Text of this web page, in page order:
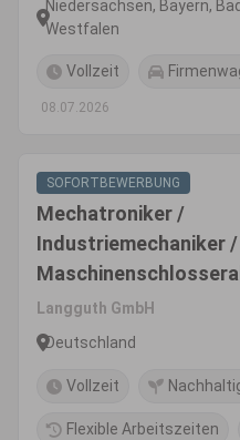
Niedersachsen, Bayern,
Westfalen
Vollzeit
08.07.2026
SOFORTBEWERBUNG
Mechatroniker /
Industriemechaniker /
Servicetechniker im
Außendienst (m/w/d)
Langguth GmbH
Deutschland
Vollzeit
Flexible Arbeitszeiten